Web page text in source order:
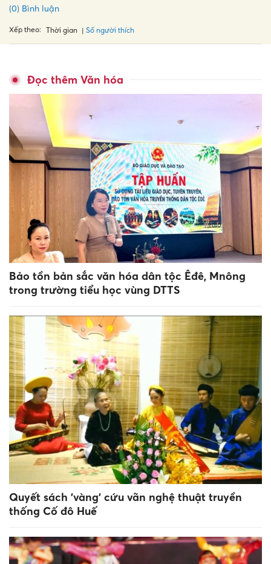
(0) Bình luận
Xếp theo: Thời gian Số người thích
Đọc thêm Văn hóa
Bảo tồn bản sắc văn hóa dân tộc Êđê, Mnông
trong trường tiểu học vùng DTTS
Quyết sách 'vàng' cứu vãn nghệ thuật truyền
thống Cố đô Huế